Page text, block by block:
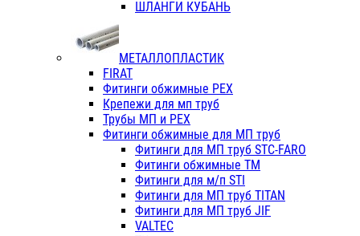
ШЛАНГИ КУБАНЬ
МЕТАЛЛОПЛАСТИК
FIRAT
Фитинги обжимные PEX
Крепежи для мп труб
Трубы МП и PEX
Фитинги обжимные для МП труб
Фитинги для МП труб STC-FARO
Фитинги обжимные ТМ
Фитинги для м/п STI
Фитинги для МП труб TITAN
Фитинги для МП труб JIF
VALTEC